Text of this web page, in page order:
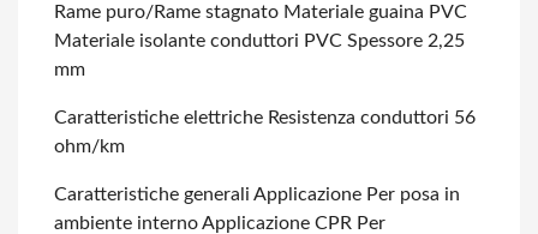
Rame puro/Rame stagnato Materiale guaina PVC
Materiale isolante conduttori PVC Spessore 2,25
mm
Caratteristiche elettriche Resistenza conduttori 56
ohm/km
Caratteristiche generali Applicazione Per posa in
ambiente internoApplicazione CPR Per